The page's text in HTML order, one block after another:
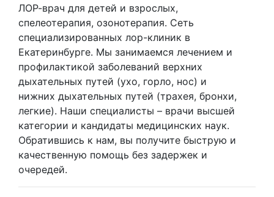
ЛОР-врач для детей и взрослых,
спелеотерапия, озонотерапия. Cеть
специализированных лор-клиник в
Екатеринбурге. Мы занимаемся лечением и
профилактикой заболеваний верхних
дыхательных путей (ухо, горло, нос) и
нижних дыхательных путей (трахея, бронхи,
легкие). Наши специалисты – врачи высшей
категории и кандидаты медицинских наук.
Обратившись к нам, вы получите быструю и
качественную помощь без задержек и
очередей.